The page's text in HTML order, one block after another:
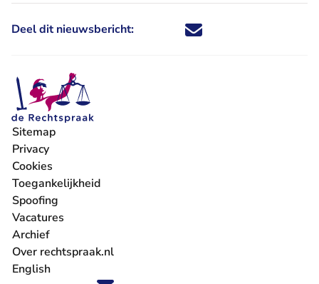
Deel dit nieuwsbericht: Deel dit nieuwsbericht via X -
Deel dit nieuwsbericht via
Deel dit nieuwsbericht
Deel dit
Sitemap
Privacy
Cookies
Toegankelijkheid
Spoofing
Vacatures
- U verlaat Rechtspraak.nl
Archief
Over rechtspraak.nl
English